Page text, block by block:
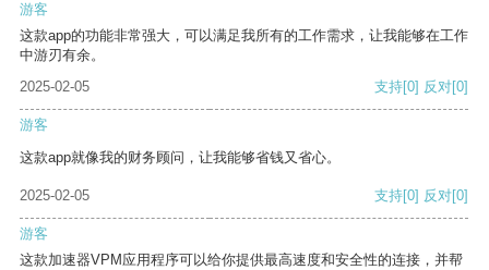
游客
这款app的功能非常强大，可以满足我所有的工作需求，让我能够在工作
中游刃有余。
2025-02-05
支持[0] 反对[0]
游客
这款app就像我的财务顾问，让我能够省钱又省心。
2025-02-05 支持[0] 反对[0]
游客
这款加速器VPM应用程序可以给你提供最高速度和安全性的连接，并帮